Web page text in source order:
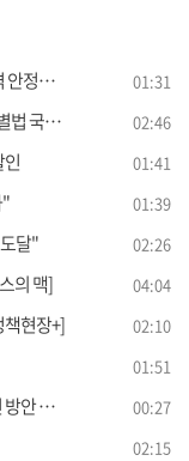
노력" 01:31
통과 02:46
01:41
01:39
달" 02:26
의 맥] 04:04
책현장+] 02:10
01:51
논의" 00:27
02:15